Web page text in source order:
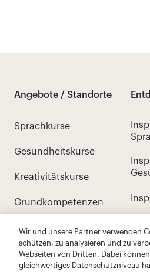
Wir und unsere Partner verwenden
schützen, zu analysieren und zu
Webseiten von Dritten. Dabei
gleichwertiges Datenschutzniveau